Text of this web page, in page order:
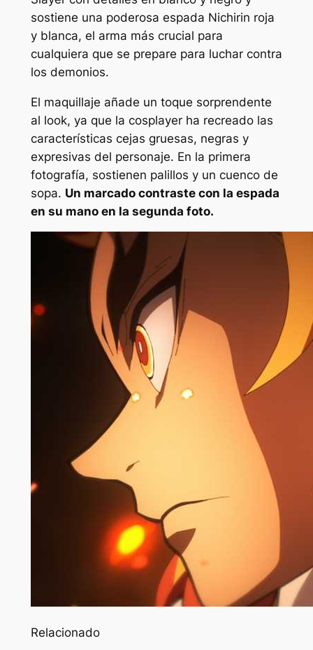
sostiene una poderosa espada Nichirin roja
y blanca, el arma más crucial para
cualquiera que se prepare para luchar contra
los demonios.
El maquillaje añade un toque sorprendente
al look, ya que la cosplayer ha recreado las
características cejas gruesas, negras y
expresivas del personaje. En la primera
fotografía, sostienen palillos y un cuenco de
sopa. Un marcado contraste con la espada
en su mano en la segunda foto.
Relacionado